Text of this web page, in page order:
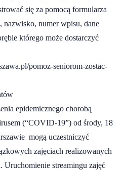
się za pomocą formularza
nazwisko, numer wpisu, dane
którego może dostarczyć
pomoz-seniorom-zostac-
epidemicznego chorobą
(“COVID-19”) od środy, 18
mogą uczestniczyć
zajęciach realizowanych
Uruchomienie streamingu zajęć